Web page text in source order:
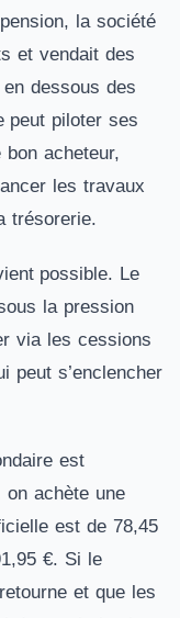
la société
et vendait des
dessous des
peut piloter ses
acheteur,
les travaux
trésorerie.
possible. Le
la pression
via les cessions
peut s’enclencher
est
on achète une
est de 78,45
€. Si le
et que les